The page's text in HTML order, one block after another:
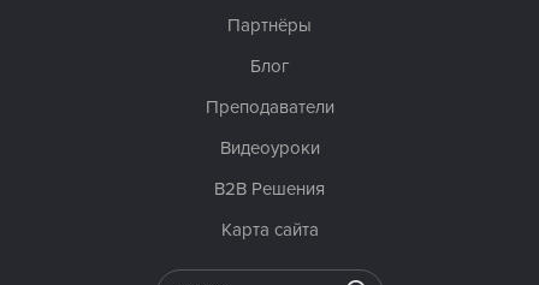
Партнёры
Блог
Преподаватели
Видеоуроки
B2B Решения
Карта сайта